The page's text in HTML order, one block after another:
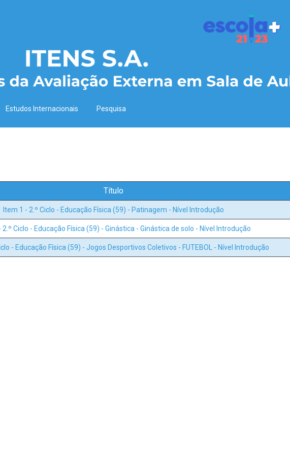
Estudos Internacionais Pesquisa
Título
Item 1 - 2.º Ciclo - Educação Física (59) - Patinagem - Nível Introdução
2.º Ciclo - Educação Física (59) - Ginástica - Ginástica de solo - Nível Introdução
- Educação Física (59) - Jogos Desportivos Coletivos - FUTEBOL - Nível Introdução